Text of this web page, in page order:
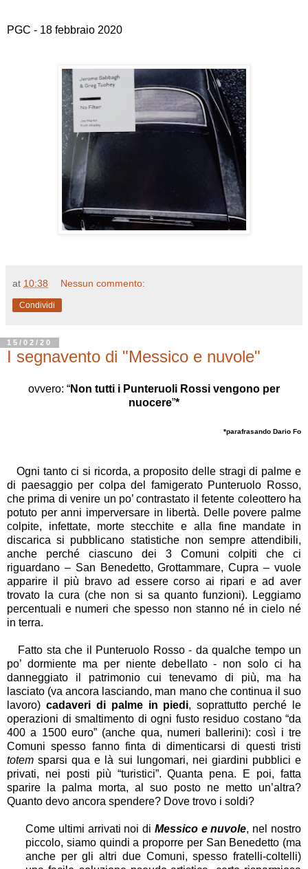
PGC - 18 febbraio 2020
at 10:38 Nessun commento:
Condividi
15/02/20
I segnavento di "Messico e nuvole"
ovvero: “Non tutti i Punteruoli Rossi vengono per
nuocere”*
*parafrasando Dario Fo
Ogni tanto ci si ricorda, a proposito delle stragi di palme e
di paesaggio per colpa del famigerato Punteruolo Rosso,
che prima di venire un po’ contrastato il fetente coleottero ha
potuto per anni imperversare in libertà. Delle povere palme
colpite, infettate, morte stecchite e alla fine mandate in
discarica si pubblicano statistiche non sempre attendibili,
anche perché ciascuno dei 3 Comuni colpiti che ci
riguardano – San Benedetto, Grottammare, Cupra – vuole
apparire il più bravo ad essere corso ai ripari e ad aver
trovato la cura (che non si sa quanto funzioni). Leggiamo
percentuali e numeri che spesso non stanno né in cielo né
in terra.
Fatto sta che il Punteruolo Rosso - da qualche tempo un
po’ dormiente ma per niente debellato - non solo ci ha
danneggiato il patrimonio cui tenevamo di più, ma ha
lasciato (va ancora lasciando, man mano che continua il suo
lavoro) cadaveri di palme in piedi, soprattutto perché le
operazioni di smaltimento di ogni fusto residuo costano “da
400 a 1500 euro” (anche qua, numeri ballerini): così i tre
Comuni spesso fanno finta di dimenticarsi di questi tristi
totem sparsi qua e là sui lungomari, nei giardini pubblici e
privati, nei posti più “turistici”. Quanta pena. E poi, fatta
sparire la palma morta, al suo posto ne metto un’altra?
Quanto devo ancora spendere? Dove trovo i soldi?
Come ultimi arrivati noi di Messico e nuvole, nel nostro
piccolo, siamo quindi a proporre per San Benedetto (ma
anche per gli altri due Comuni, spesso fratelli-coltelli)